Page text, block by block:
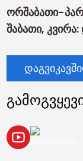
ორშაბათი-
შაბათი,